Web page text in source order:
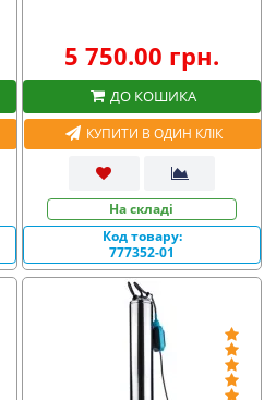
5 750.00 грн.
ДО КОШИКА
КУПИТИ В ОДИН КЛІК
На складі
Код товару:
777352-01